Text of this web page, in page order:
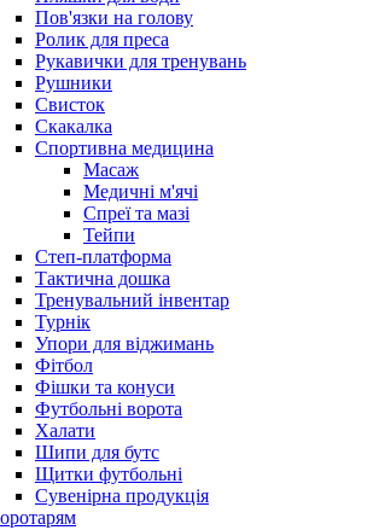
Пов'язки на голову
Ролик для преса
Рукавички для тренувань
Рушники
Свисток
Скакалка
Спортивна медицина
Масаж
Медичні м'ячі
Спреї та мазі
Тейпи
Степ-платформа
Тактична дошка
Тренувальний інвентар
Турнік
Упори для віджимань
Фітбол
Фішки та конуси
Футбольні ворота
Халати
Шипи для бутс
Щитки футбольні
Сувенірна продукція